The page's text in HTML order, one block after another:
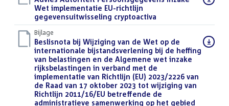
bestand:
Wet implementatie EU-richtlijn
gegevensuitwisseling cryptoactiva
Bijlage
Download
bestand:
Beslisnota bij Wijziging van de Wet op de
internationale bijstandsverlening bij de heffing
van belastingen en de Algemene wet inzake
rijksbelastingen in verband met de
implementatie van Richtlijn (EU) 2023/2226 van
de Raad van 17 oktober 2023 tot wijziging van
Richtlijn 2011/16/EU betreffende de
administratieve samenwerking op het gebied